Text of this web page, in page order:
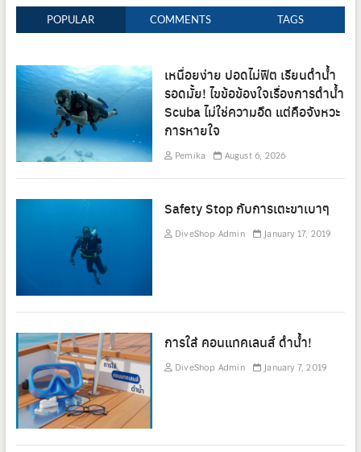
POPULAR COMMENTS TAGS
เหนื่อยง่าย ปอดไม่ฟิต เรียนดำน้ำ
รอดมั้ย! ไขข้อข้องใจเรื่องการดำน้ำ
Scuba ไม่ใช่ความอึด แต่คือจังหวะ
การหายใจ
Pemika August 6, 2026
Safety Stop กับการเตะขาเบาๆ
DiveShop Admin January 17, 2019
การใส่ คอนแทคเลนส์ ดำน้ำ!
DiveShop Admin January 7, 2019